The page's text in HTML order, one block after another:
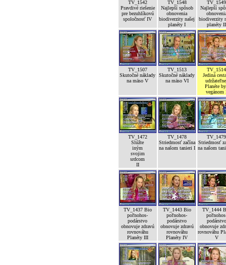
TV_1542
Pravdivé riešenie
pre bezuhlíkovú
spoločnosť IV
TV_1548
Najlepší spôsob
obnovenia
biodiverzity našej
planéty I
TV_1549
Najlepší
biodiverzity
planéty II
TV_1507
Skutočné náklady
na mäso V
TV_1513
Skutočné náklady
na mäso VI
TV_1514
Jediná
Planéte
vegánom
TV_1472
Slúžte
iným
svojim
srdcom
II
TV_1478
Striedmosť začína
na našom tanieri I
TV_1479
Striedmosť
na našom
TV_1437 Bio
poľnohos-
podárstvo
obnovuje zdravú
rovnováhu
Planéty III
TV_1443 Bio
poľnohos-
podárstvo
obnovuje zdravú
rovnováhu
Planéty IV
TV_1444
podárstvo
obnovuje
rovnováhu
V